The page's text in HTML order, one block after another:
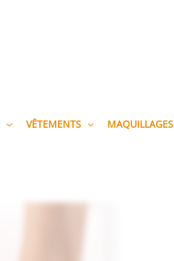
VÊTEMENTS MAQUILLAGES